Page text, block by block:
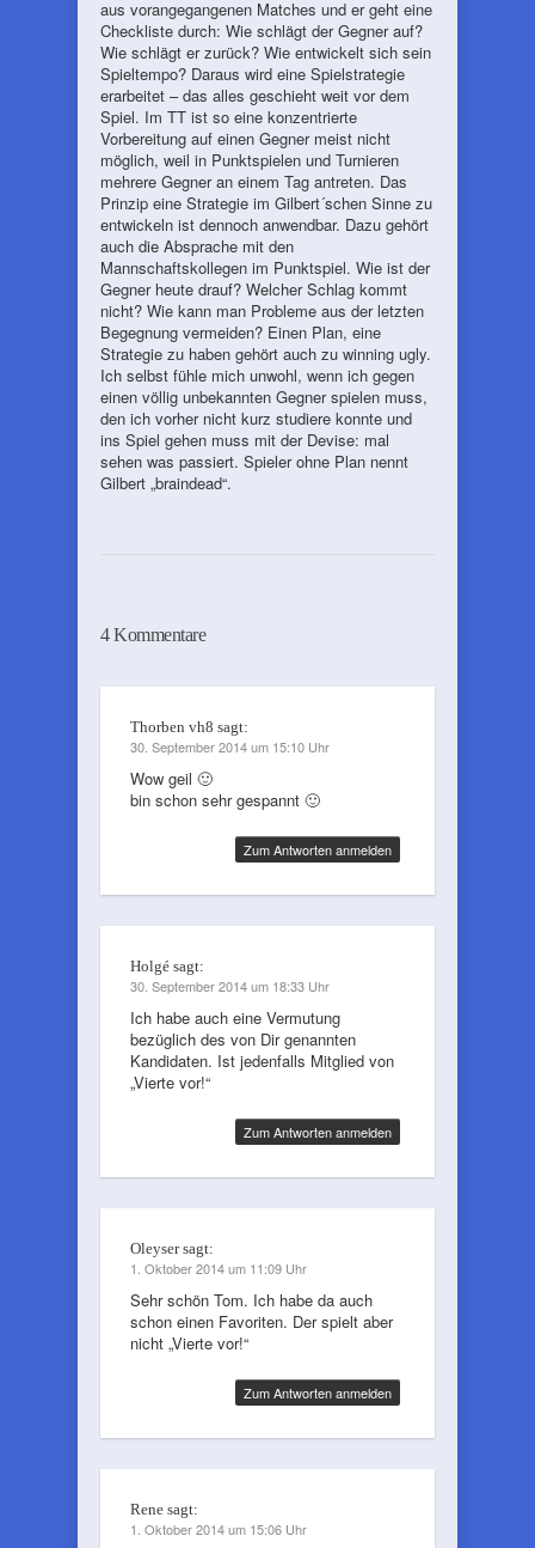
aus vorangegangenen Matches und er geht eine
Checkliste durch: Wie schlägt der Gegner auf?
Wie schlägt er zurück? Wie entwickelt sich sein
Spieltempo? Daraus wird eine Spielstrategie
erarbeitet – das alles geschieht weit vor dem
Spiel. Im TT ist so eine konzentrierte
Vorbereitung auf einen Gegner meist nicht
möglich, weil in Punktspielen und Turnieren
mehrere Gegner an einem Tag antreten. Das
Prinzip eine Strategie im Gilbert´schen Sinne zu
entwickeln ist dennoch anwendbar. Dazu gehört
auch die Absprache mit den
Mannschaftskollegen im Punktspiel. Wie ist der
Gegner heute drauf? Welcher Schlag kommt
nicht? Wie kann man Probleme aus der letzten
Begegnung vermeiden? Einen Plan, eine
Strategie zu haben gehört auch zu winning ugly.
Ich selbst fühle mich unwohl, wenn ich gegen
einen völlig unbekannten Gegner spielen muss,
den ich vorher nicht kurz studiere konnte und
ins Spiel gehen muss mit der Devise: mal
sehen was passiert. Spieler ohne Plan nennt
Gilbert „braindead“.
4 Kommentare
Thorben vh8 sagt:
30. September 2014 um 15:10 Uhr
Wow geil 🙂
bin schon sehr gespannt 🙂
Zum Antworten anmelden
Holgé sagt:
30. September 2014 um 18:33 Uhr
Ich habe auch eine Vermutung
bezüglich des von Dir genannten
Kandidaten. Ist jedenfalls Mitglied von
„Vierte vor!“
Zum Antworten anmelden
Oleyser sagt:
1. Oktober 2014 um 11:09 Uhr
Sehr schön Tom. Ich habe da auch
schon einen Favoriten. Der spielt aber
nicht „Vierte vor!“
Zum Antworten anmelden
Rene sagt:
1. Oktober 2014 um 15:06 Uhr